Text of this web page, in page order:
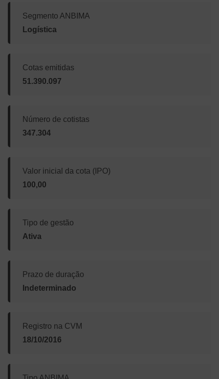
Segmento ANBIMA
Logística
Cotas emitidas
51.390.097
Número de cotistas
347.304
Valor inicial da cota (IPO)
100,00
Tipo de gestão
Ativa
Prazo de duração
Indeterminado
Registro na CVM
18/10/2016